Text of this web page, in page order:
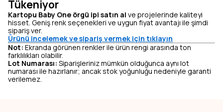
Tükeniyor
Kartopu Baby One örgü ipi satın al ve projelerinde kaliteyi
hisset. Geniş renk seçenekleri ve uygun fiyat avantajı ile şimdi
sipariş ver.
Ürünü incelemek ve sipariş vermek için tıklayın
Not: Ekranda görünen renkler ile ürün rengi arasında ton
farklılıkları olabilir.
Lot Numarası: Siparişleriniz mümkün olduğunca aynı lot
numarası ile hazırlanır; ancak stok yoğunluğu nedeniyle garanti
verilemez.